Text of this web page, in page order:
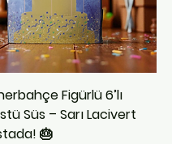
Figürlü 6’lı
Süs – Sarı Lacivert
🎂